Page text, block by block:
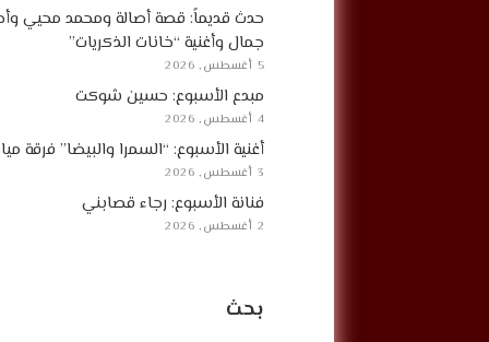
حدث قديماً: قصة أصالة ومحمد محيي
جمال وأغنية “خانات الذكريات”
5 أغسطس, 2026
مبدع الأسبوع: حسين شوكت
4 أغسطس, 2026
أغنية الأسبوع: “السمرا والبيضا” فرقة
3 أغسطس, 2026
فنانة الأسبوع: رجاء قصابني
2 أغسطس, 2026
بحث